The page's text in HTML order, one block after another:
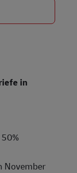
in
November